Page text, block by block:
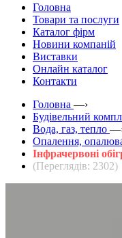
Головна
Товари та послуги
Каталог фірм
Новини компаній
Виставки
Онлайн каталог
Контакти
Головна —›
Будівельний
Вода, газ, тепло
Опалення,
Інфрачервоні
(Переглядів: 2302)